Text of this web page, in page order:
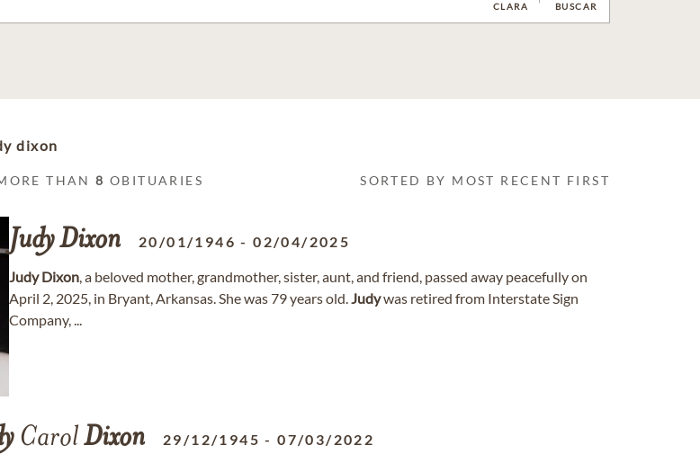
CLARA BUSCAR
dixon
THAN8 OBITUARIES SORTED BY MOST RECENT FIRST
JudyDixon 20/01/1946 -02/04/2025
Judy Dixon, a beloved mother, grandmother, sister, aunt, and friend, passed away peacefully on
April 2, 2025, in Bryant, Arkansas. She was 79 years old.Judywas retired from Interstate Sign
Company, ...
CarolDixon 29/12/1945 -07/03/2022